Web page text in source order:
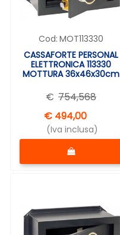
Cod: MOT113330
CASSAFORTE PERSONAL
ELETTRONICA 113330
MOTTURA 36x46x30cm
€ 754,568
€ 494,00
(Iva inclusa)
Quantità